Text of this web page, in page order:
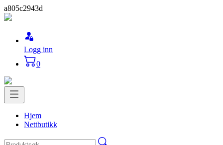
a805c2943d
Logg inn
0
Hjem
Nettbutikk